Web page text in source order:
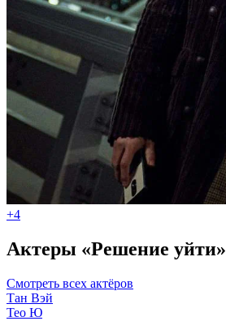
+4
Актеры «Решение уйти»
Смотреть всех актёров
Тан Вэй
Тео Ю